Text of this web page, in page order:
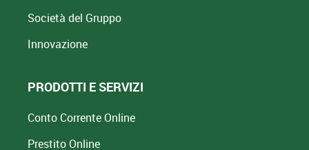
Società del Gruppo
Innovazione
PRODOTTI E SERVIZI
Conto Corrente Online
Prestito Online